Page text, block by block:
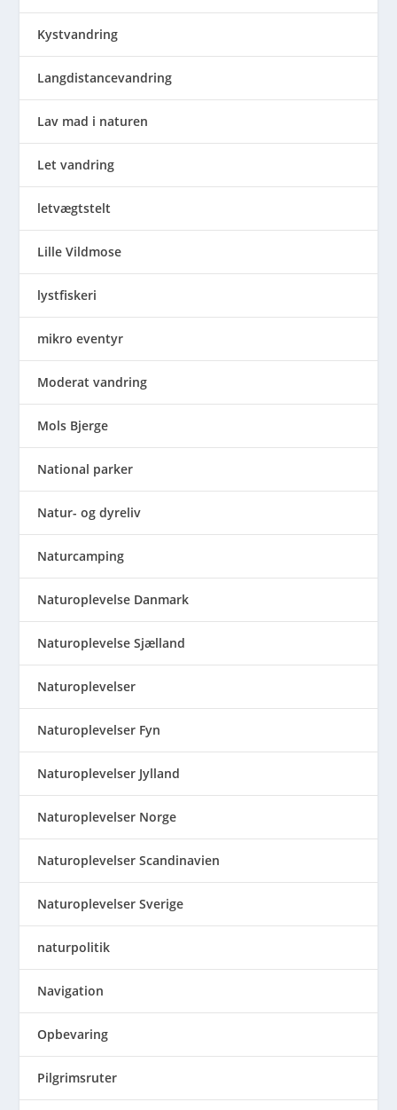
Kystvandring
Langdistancevandring
Lav mad i naturen
Let vandring
letvægtstelt
Lille Vildmose
lystfiskeri
mikro eventyr
Moderat vandring
Mols Bjerge
National parker
Natur- og dyreliv
Naturcamping
Naturoplevelse Danmark
Naturoplevelse Sjælland
Naturoplevelser
Naturoplevelser Fyn
Naturoplevelser Jylland
Naturoplevelser Norge
Naturoplevelser Scandinavien
Naturoplevelser Sverige
naturpolitik
Navigation
Opbevaring
Pilgrimsruter